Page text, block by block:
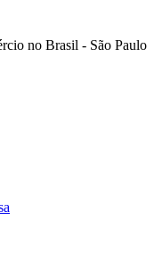
no Brasil - São Paulo